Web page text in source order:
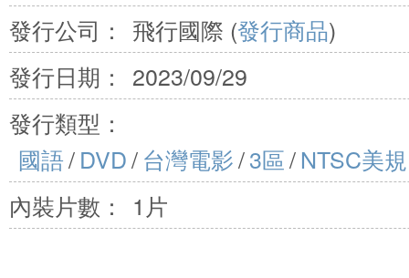
發行公司：
飛行國際 (發行商品)
發行日期：
2023/09/29
發行類型：
國語/DVD/台灣電影/3區/NTSC美規
內裝片數：
1片